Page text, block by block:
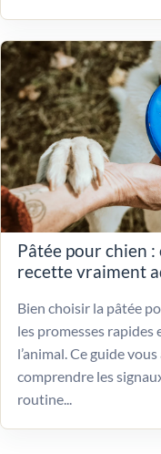
Pâtée pour chien
recette vraiment
Bien choisir la pâtée
les promesses rapides
l’animal. Ce guide
comprendre les
routine...